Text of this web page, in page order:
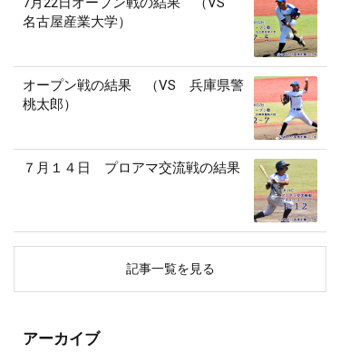
名古屋産業大学）
オープン戦の結果 （VS 兵庫県警
桃太郎）
７月１４日 プロアマ交流戦の結果
記事一覧を見る
アーカイブ